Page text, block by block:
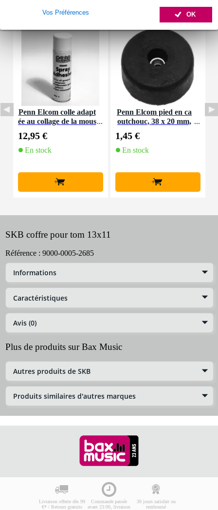
OK
Vos Préférences
Penn Elcom colle adapt
ée au collage de la mous
12,95 €
En stock
+
Penn Elcom pied en ca
outchouc, 38 x 20 mm,
1,45 €
En stock
+
SKB coffre pour tom 13x11
Référence : 9000-0005-2685
Informations
Caractéristiques
Avis (0)
Plus de produits sur Bax Music
Autres produits de SKB
Produits similaires d'autres marques
Livraison offerte dès 99
€* / Retours gratuits
Commande passée
avant 23:00, livraison
30 jours satisfait ou
remboursé